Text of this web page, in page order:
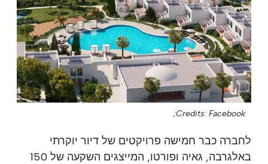
Credits: Facebook;
לחברה כבר חמישה פרויקטים של דיור יוקרתי
באלגרבה, גאיה ופורטו, המייצגים השקעה של 150